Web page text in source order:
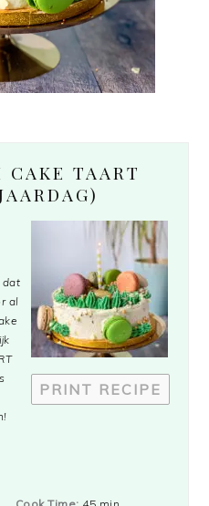
CAKE TAART
PRINT RECIPE
dat
al